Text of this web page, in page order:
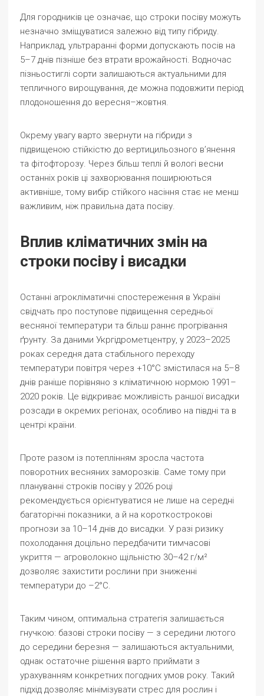
Для городників це означає, що строки посіву можуть
незначно зміщуватися залежно від типу гібриду.
Наприклад, ультраранні форми допускають посів на
5–7 днів пізніше без втрати врожайності. Водночас
пізньостиглі сорти залишаються актуальними для
тепличного вирощування, де можна подовжити період
плодоношення до вересня–жовтня.
Окрему увагу варто звернути на гібриди з
підвищеною стійкістю до вертицильозного в’янення
та фітофторозу. Через більш теплі й вологі весни
останніх років ці захворювання поширюються
активніше, тому вибір стійкого насіння стає не менш
важливим, ніж правильна дата посіву.
Вплив кліматичних змін на
строки посіву і висадки
Останні агрокліматичні спостереження в Україні
свідчать про поступове підвищення середньої
весняної температури та більш раннє прогрівання
ґрунту. За даними Укргідрометцентру, у 2023–2025
роках середня дата стабільного переходу
температури повітря через +10°С змістилася на 5–8
днів раніше порівняно з кліматичною нормою 1991–
2020 років. Це відкриває можливість раншої висадки
розсади в окремих регіонах, особливо на півдні та в
центрі країни.
Проте разом із потеплінням зросла частота
поворотних весняних заморозків. Саме тому при
плануванні строків посіву у 2026 році
рекомендується орієнтуватися не лише на середні
багаторічні показники, а й на короткострокові
прогнози за 10–14 днів до висадки. У разі ризику
похолодання доцільно передбачити тимчасові
укриття — агроволокно щільністю 30–42 г/м²
дозволяє захистити рослини при зниженні
температури до –2°С.
Таким чином, оптимальна стратегія залишається
гнучкою: базові строки посіву — з середини лютого
до середини березня — залишаються актуальними,
однак остаточне рішення варто приймати з
урахуванням конкретних погодних умов року. Такий
підхід дозволяє мінімізувати стрес для рослин і